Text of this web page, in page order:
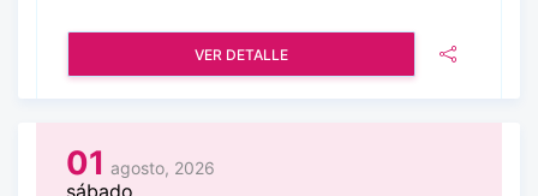
VER DETALLE
01 agosto, 2026